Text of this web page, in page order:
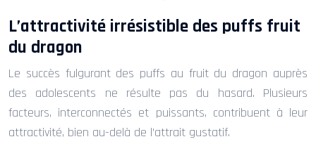
L’attractivité irrésistible des puffs fruit
du dragon
Le succès fulgurant des puffs au fruit du dragon auprès
des adolescents ne résulte pas du hasard. Plusieurs
facteurs, interconnectés et puissants, contribuent à leur
attractivité, bien au-delà de l’attrait gustatif.